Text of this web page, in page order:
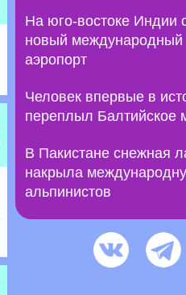
На юго-востоке Индии
новый международный
аэропорт
Человек впервые в
переплыл Балтийское
В Пакистане снежная
накрыла
альпинистов